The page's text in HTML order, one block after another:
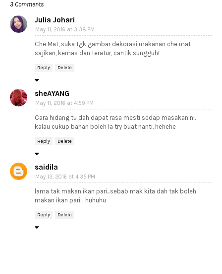
3 Comments
Julia Johari
May 11, 2016 at 3:38 PM
Che Mat, suka tgk gambar dekorasi makanan che mat
sajikan, kemas dan teratur, cantik sungguh!
Reply Delete
sheAYANG
May 11, 2016 at 4:59 PM
Cara hidang tu dah dapat rasa mesti sedap masakan ni.
kalau cukup bahan boleh la try buat nanti. hehehe
Reply Delete
saidila
May 13, 2016 at 4:35 PM
lama tak makan ikan pari...sebab mak kita dah tak boleh
makan ikan pari.....huhuhu
Reply Delete